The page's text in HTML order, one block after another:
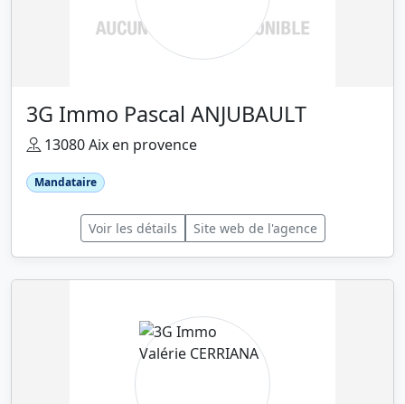
3G Immo Pascal ANJUBAULT
13080 Aix en provence
Mandataire
Voir les détails Site web de l'agence